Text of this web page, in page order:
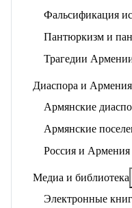
Фальсификация
Пантюркизм и
Трагедии
Диаспора и
Армянские
Армянские
Россия и Армения
Медиа и библиотека
Электронные